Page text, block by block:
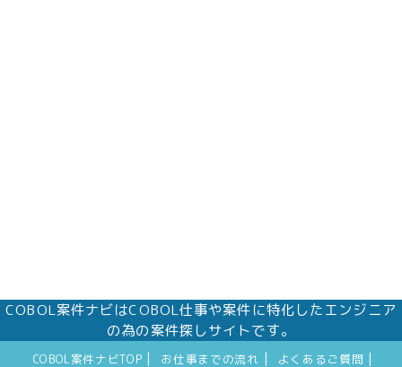
COBOL案件ナビはCOBOL仕事や案件に特化したエンジニア
の為の案件探しサイトです。
COBOL案件ナビTOP お仕事までの流れ よくあるご質問